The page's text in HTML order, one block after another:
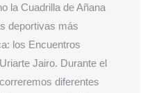
la Cuadrilla de Añana
deportivas más
los Encuentros
Jairo. Durante el
diferentes